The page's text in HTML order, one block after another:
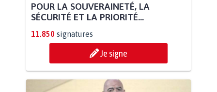
POUR LA SOUVERAINETÉ, LA
SÉCURITÉ ET LA PRIORITÉ...
11.850 signatures
Je signe